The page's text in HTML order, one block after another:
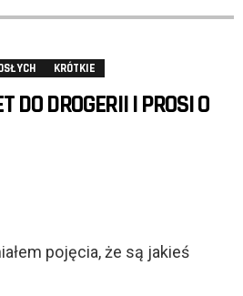
KRÓTKIE
DO DROGERII I PROSI O
pojęcia, że są jakieś